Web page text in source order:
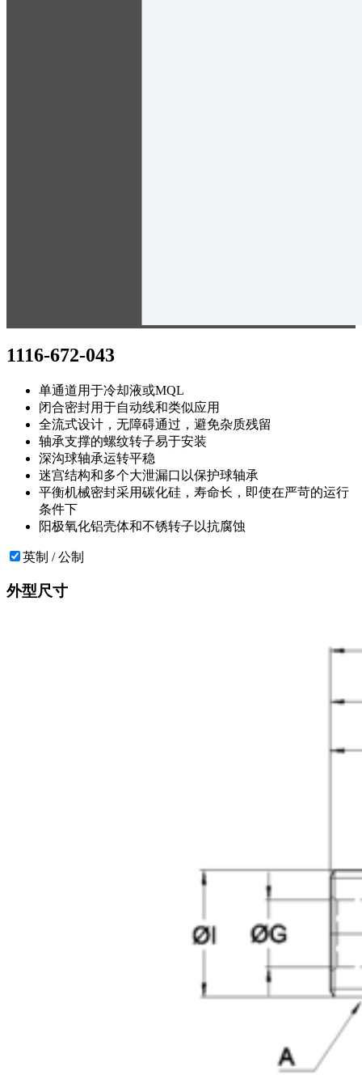
1116-672-043
单通道用于冷却液或MQL
闭合密封用于自动线和类似应用
全流式设计，无障碍通过，避免杂质残留
轴承支撑的螺纹转子易于安装
深沟球轴承运转平稳
迷宫结构和多个大泄漏口以保护球轴承
平衡机械密封采用碳化硅，寿命长，即使在严苛的运行
条件下
阳极氧化铝壳体和不锈转子以抗腐蚀
英制 / 公制
外型尺寸